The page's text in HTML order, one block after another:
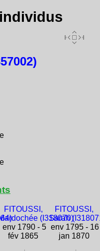
FITOUSSI,
(I318070)
env 1790 - 5
fév 1865
FITOUSSI,
Sarah
env 1795 - 16
jan 1870